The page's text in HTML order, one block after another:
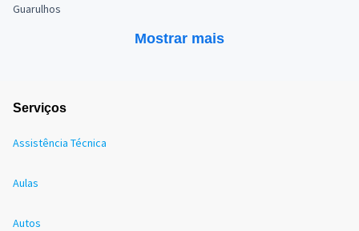
Guarulhos
Mostrar mais
Serviços
Assistência Técnica
Aulas
Autos